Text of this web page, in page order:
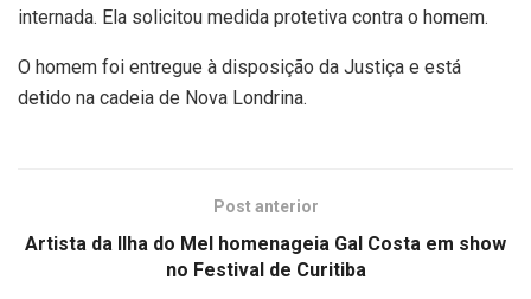
internada. Ela solicitou medida protetiva contra o homem.
O homem foi entregue à disposição da Justiça e está
detido na cadeia de Nova Londrina.
Post anterior
Artista da Ilha do Mel homenageia Gal Costa em show
no Festival de Curitiba